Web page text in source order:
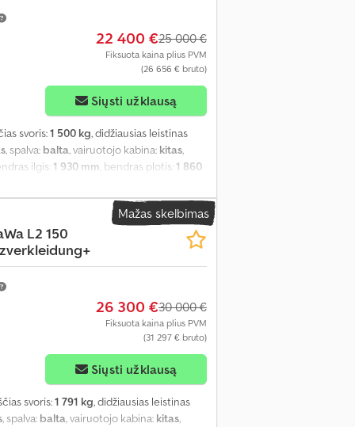
22 400 €25 000 €
Fiksuota kaina plius PVM
(26 656 € bruto)
Siųsti užklausą
svoris:1 500 kg, didžiausias leistinas
, spalva: balta, vairuotojo kabina: kitas,
ilgis:1 930 mm, bendras plotis:1 860
programa (ESP), imobilaizerio
oro kondicionavimas, oro pagalvė,
šildytuvas, trauki kontrolė, vairo
Mažas skelbimas
L2 150
26 300 €30 000 €
Fiksuota kaina plius PVM
(31 297 € bruto)
Siųsti užklausą
svoris:1 791 kg, didžiausias leistinas
, spalva: balta, vairuotojo kabina: kitas,